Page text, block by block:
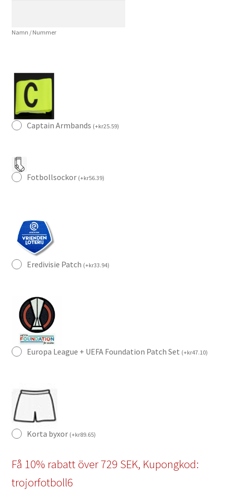
Kortärmad
Namn / Nummer
Captain Armbands (+kr25.59)
Fotbollsockor (+kr56.39)
Eredivisie Patch (+kr33.94)
Europa League + UEFA Foundation Patch Set (+kr47.10)
Korta byxor (+kr89.65)
Få 10% rabatt över 729 SEK, Kupongkod:
trojorfotboll6